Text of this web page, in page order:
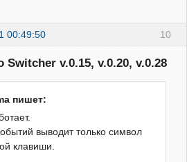
10
00:49:50
Switcher v.0.15, v.0.20, v.0.28
пишет:
выводит только символ
клавиши.